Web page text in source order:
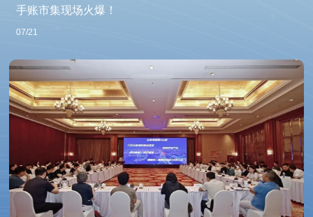
手账市集现场火爆！
07/21